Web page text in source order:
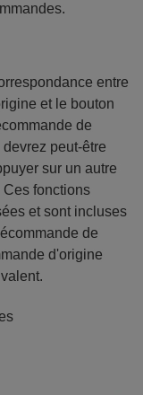
entre
et le bouton
de
peut-être
sur un autre
Ces fonctions
et sont incluses
de
d'origine